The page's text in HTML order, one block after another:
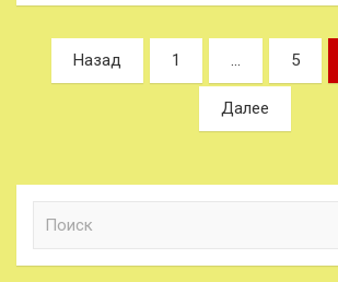
Пагинация
записей
Назад 1 … 5
Далее